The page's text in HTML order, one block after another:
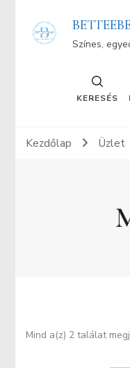
Színes,
KERESÉS
Kezdőlap Üzlet
Mind a(z) 2 találat